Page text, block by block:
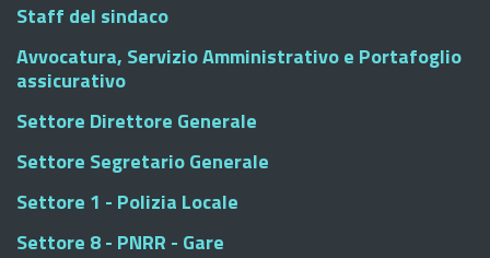
Staff del sindaco
Avvocatura, Servizio Amministrativo e Portafoglio
assicurativo
Settore Direttore Generale
Settore Segretario Generale
Settore 1 - Polizia Locale
Settore 8 - PNRR - Gare